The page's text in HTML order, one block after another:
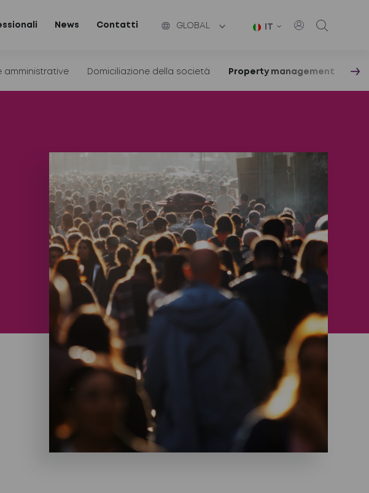
News Contatti GLOBAL IT
amministrative Domiciliazione della società Property management